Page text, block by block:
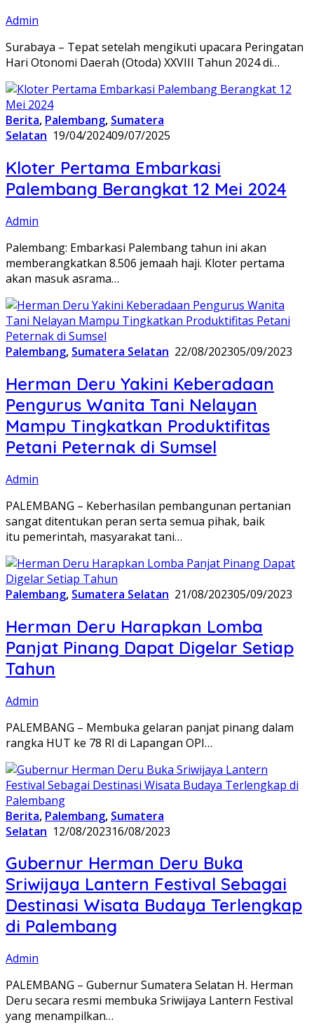
Admin
Surabaya – Tepat setelah mengikuti upacara Peringatan
Hari Otonomi Daerah (Otoda) XXVIII Tahun 2024 di…
Berita, Palembang, Sumatera
Selatan 19/04/202409/07/2025
Kloter Pertama Embarkasi
Palembang Berangkat 12 Mei 2024
Admin
Palembang: Embarkasi Palembang tahun ini akan
memberangkatkan 8.506 jemaah haji. Kloter pertama
akan masuk asrama…
Palembang, Sumatera Selatan 22/08/202305/09/2023
Herman Deru Yakini Keberadaan
Pengurus Wanita Tani Nelayan
Mampu Tingkatkan Produktifitas
Petani Peternak di Sumsel
Admin
PALEMBANG – Keberhasilan pembangunan pertanian
sangat ditentukan peran serta semua pihak, baik
itu pemerintah, masyarakat tani…
Palembang, Sumatera Selatan 21/08/202305/09/2023
Herman Deru Harapkan Lomba
Panjat Pinang Dapat Digelar Setiap
Tahun
Admin
PALEMBANG – Membuka gelaran panjat pinang dalam
rangka HUT ke 78 RI di Lapangan OPI…
Berita, Palembang, Sumatera
Selatan 12/08/202316/08/2023
Gubernur Herman Deru Buka
Sriwijaya Lantern Festival Sebagai
Destinasi Wisata Budaya Terlengkap
di Palembang
Admin
PALEMBANG – Gubernur Sumatera Selatan H. Herman
Deru secara resmi membuka Sriwijaya Lantern Festival
yang menampilkan…